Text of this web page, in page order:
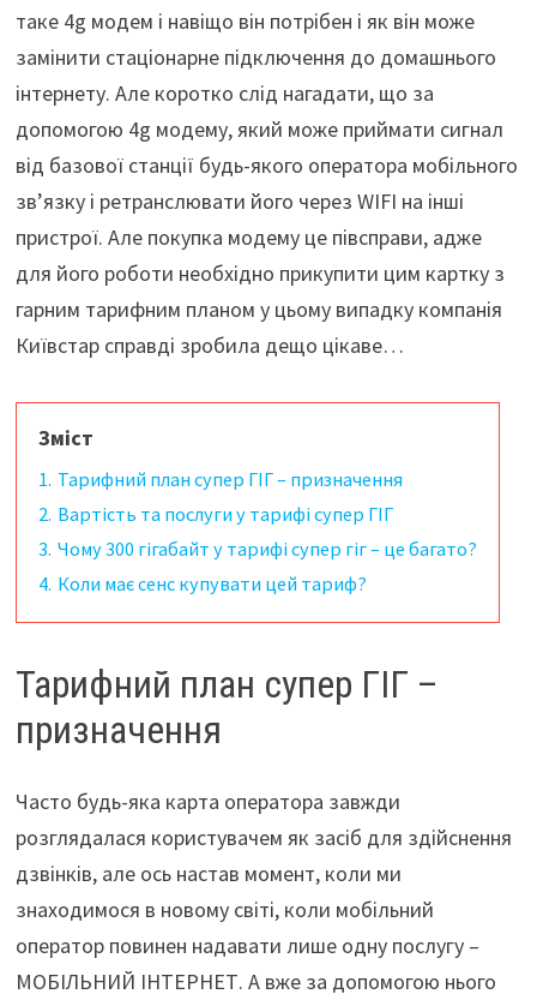
таке 4g модем і навіщо він потрібен і як він може
замінити стаціонарне підключення до домашнього
інтернету. Але коротко слід нагадати, що за
допомогою 4g модему, який може приймати сигнал
від базової станції будь-якого оператора мобільного
зв’язку і ретранслювати його через WIFI на інші
пристрої. Але покупка модему це півсправи, адже
для його роботи необхідно прикупити цим картку з
гарним тарифним планом у цьому випадку компанія
Київстар справді зробила дещо цікаве…
Зміст
1. Тарифний план супер ГІГ – призначення
2. Вартість та послуги у тарифі супер ГІГ
3. Чому 300 гігабайт у тарифі супер гіг – це багато?
4. Коли має сенс купувати цей тариф?
Тарифний план супер ГІГ –
призначення
Часто будь-яка карта оператора завжди
розглядалася користувачем як засіб для здійснення
дзвінків, але ось настав момент, коли ми
знаходимося в новому світі, коли мобільний
оператор повинен надавати лише одну послугу –
МОБІЛЬНИЙ ІНТЕРНЕТ. А вже за допомогою нього